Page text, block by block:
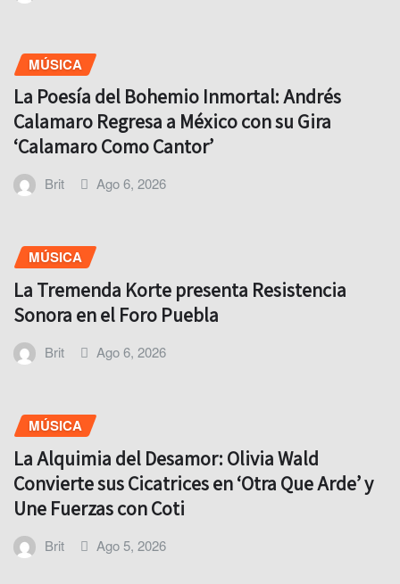
MÚSICA
La Poesía del Bohemio Inmortal: Andrés
Calamaro Regresa a México con su Gira
‘Calamaro Como Cantor’
Brit Ago 6, 2026
MÚSICA
La Tremenda Korte presenta Resistencia
Sonora en el Foro Puebla
Brit Ago 6, 2026
MÚSICA
La Alquimia del Desamor: Olivia Wald
Convierte sus Cicatrices en ‘Otra Que Arde’ y
Une Fuerzas con Coti
Brit Ago 5, 2026